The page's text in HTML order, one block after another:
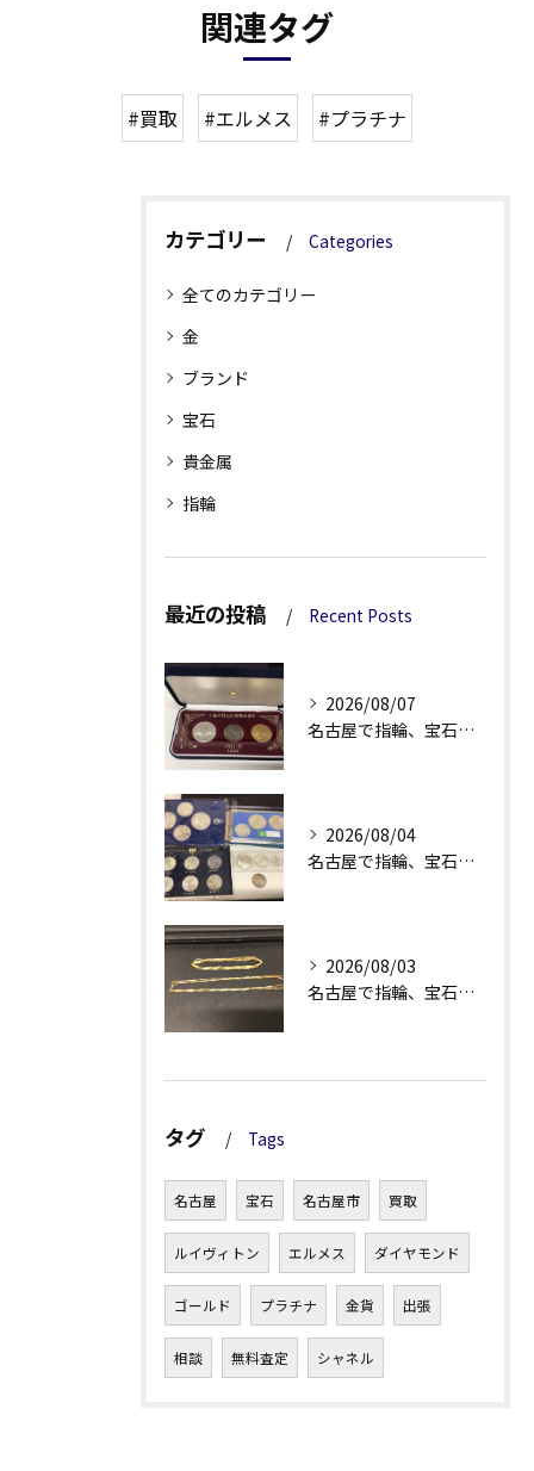
関連タグ
#買取 #エルメス #プラチナ
カテゴリー Categories
全てのカテゴリー
金
ブランド
宝石
貴金属
指輪
最近の投稿 Recent Posts
2026/08/07
名古屋で指輪、宝石買取なら当店で！！。
2026/08/04
名古屋で指輪、宝石買取なら当店で！！。
2026/08/03
名古屋で指輪、宝石買取なら当店で！！。
タグ Tags
名古屋 宝石 名古屋市 買取
ルイヴィトン エルメス ダイヤモンド
ゴールド プラチナ 金貨 出張
相談 無料査定 シャネル